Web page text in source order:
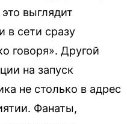
выглядит
в сети сразу
говоря». Другой
на запуск
не столько в адрес
Фанаты,